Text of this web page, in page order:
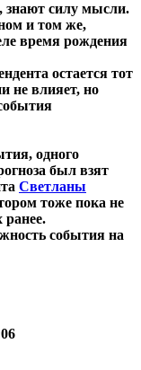
знают силу мысли.
и том же,
время рождения
остается тот
не влияет, но
одного
был взят
Светланы
тоже пока не
ранее.
события на